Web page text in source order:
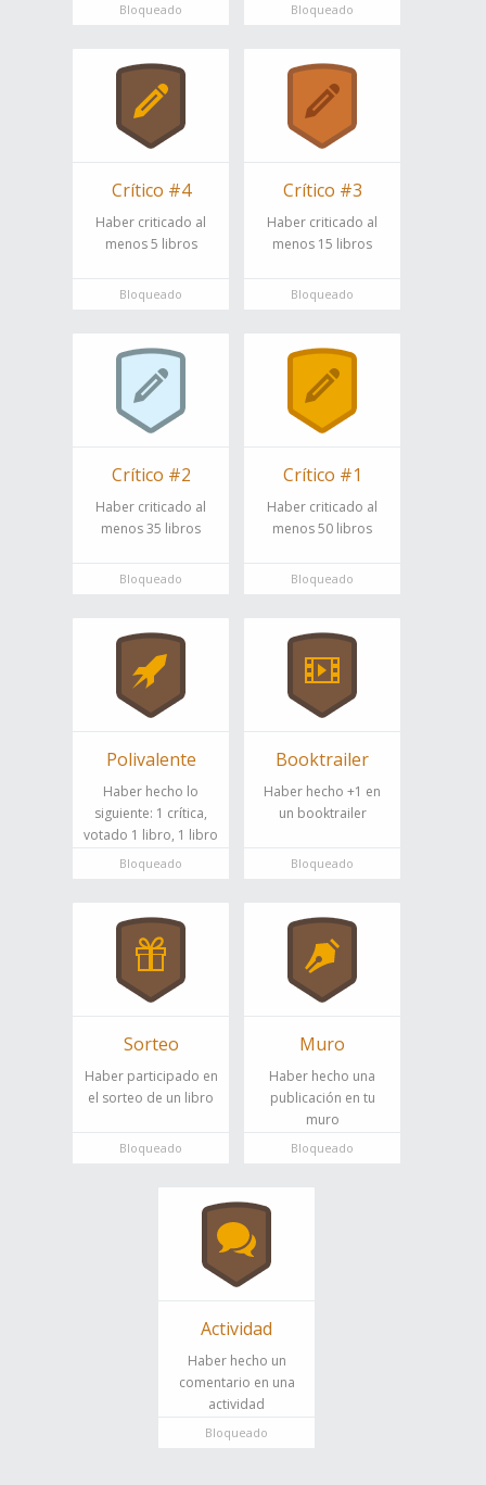
Bloqueado Bloqueado
Crítico #4
Haber criticado al
menos 5 libros
Bloqueado
Crítico #3
Haber criticado al
menos 15 libros
Bloqueado
Crítico #2
Haber criticado al
menos 35 libros
Bloqueado
Crítico #1
Haber criticado al
menos 50 libros
Bloqueado
Polivalente
Haber hecho lo
siguiente: 1 crítica,
votado 1 libro, 1 libro
leído, 1 libro leyendo,
agregado 1 amigo,
subido foto a tu perfil
Bloqueado
Booktrailer
Haber hecho +1 en
un booktrailer
Bloqueado
Sorteo
Haber participado en
el sorteo de un libro
Bloqueado
Muro
Haber hecho una
publicación en tu
muro
Bloqueado
Actividad
Haber hecho un
comentario en una
actividad
Bloqueado